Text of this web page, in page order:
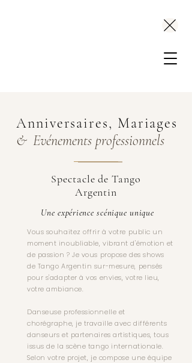
Anniversaires, Mariages
& Evénements professionnels
Spectacle de Tango
Argentin
Une expérience scénique unique
Vous souhaitez offrir à votre public un
moment inoubliable, vibrant d'émotion et
de passion ? Je vous propose des shows
de Tango Argentin sur-mesure, pensés
pour s'adapter à vos envies, votre lieu,
votre ambiance.
Danseuse professionnelle et
chorégraphe, je travaille avec différents
danseurs et partenaires artistiques, tous
issus de la scène tango internationale.
Selon votre projet, je compose une équipe